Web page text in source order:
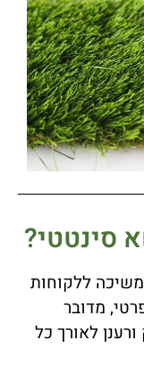
סינטטי?
משיכה ללקוחות
מדובר
לאורך כל